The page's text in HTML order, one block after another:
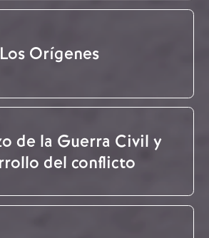
Los Orígenes
de la Guerra Civil y
del conflicto